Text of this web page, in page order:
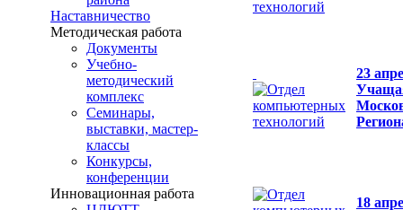
Наставничество
Методическая работа
Документы
Учебно-
методический
комплекс
Семинары,
выставки, мастер-
классы
Конкурсы,
конференции
Инновационная работа
23
18